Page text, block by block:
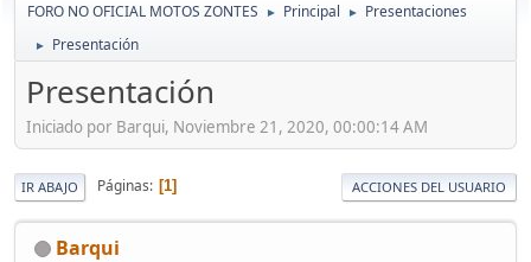
FORO NO OFICIAL MOTOS ZONTES ► Principal ► Presentaciones
► Presentación
Presentación
Iniciado por Barqui, Noviembre 21, 2020, 00:00:14 AM
IR ABAJO Páginas 1 ACCIONES DEL USUARIO
Barqui